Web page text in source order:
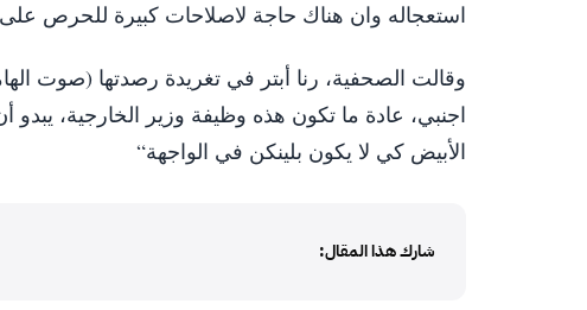
استعجاله وان هناك حاجة لاصلاحات كبيرة للحرص
وقالت الصحفية، رنا أبتر في تغريدة رصدتها (صوت
اجنبي، عادة ما تكون هذه وظيفة وزير الخارجية،
الأبيض كي لا يكون بلينكن في الواجهة“
شارك هذا المقال: